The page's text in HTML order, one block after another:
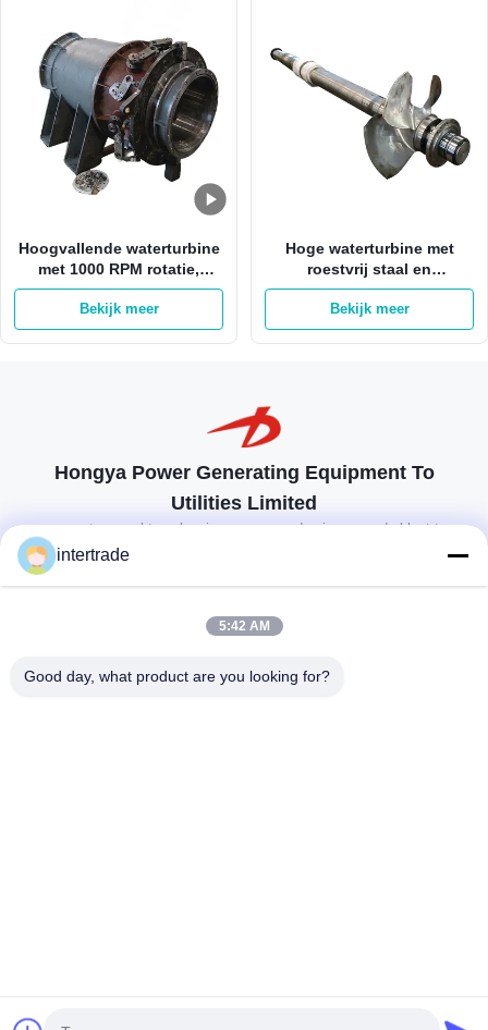
Hoogvallende waterturbine
met 1000 RPM rotatie,
roestvrijstalen rotor en
borstelloos
excitatiecontrolesysteem
Bekijk meer
Hoge waterturbine met
roestvrij staal en
borstelloos
opwindingssysteem voor
een afstand van 50-700
Bekijk meer
Hongya Power Generating Equipment To
Utilities Limited
op maat gemaakte oplossingen om aan de eisen van de klant te
86-28-37561966-8:00
Copyright © 2022-2026 Hongya Power Generating Equipment To Utilities
intertrade
5:42 AM
Good day, what product are you looking for?